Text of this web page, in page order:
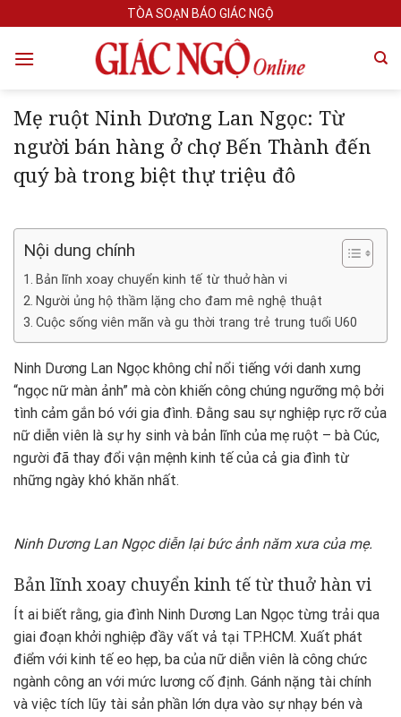
to
content
TÒA SOẠN BÁO GIÁC NGỘ
Mẹ ruột Ninh Dương Lan Ngọc: Từ
người bán hàng ở chợ Bến Thành đến
quý bà trong biệt thự triệu đô
Nội dung chính
Bản lĩnh xoay chuyển kinh tế từ thuở hàn vi
Người ủng hộ thầm lặng cho đam mê nghệ thuật
Cuộc sống viên mãn và gu thời trang trẻ trung tuổi U60
Ninh Dương Lan Ngọc không chỉ nổi tiếng với danh xưng
“ngọc nữ màn ảnh” mà còn khiến công chúng ngưỡng mộ bởi
tình cảm gắn bó với gia đình. Đằng sau sự nghiệp rực rỡ của
nữ diễn viên là sự hy sinh và bản lĩnh của mẹ ruột – bà Cúc,
người đã thay đổi vận mệnh kinh tế của cả gia đình từ
những ngày khó khăn nhất.
Ninh Dương Lan Ngọc diễn lại bức ảnh năm xưa của mẹ.
Bản lĩnh xoay chuyển kinh tế từ thuở hàn vi
Ít ai biết rằng, gia đình Ninh Dương Lan Ngọc từng trải qua
giai đoạn khởi nghiệp đầy vất vả tại TP.HCM. Xuất phát
điểm với kinh tế eo hẹp, ba của nữ diễn viên là công chức
ngành công an với mức lương cố định. Gánh nặng tài chính
và việc tích lũy tài sản phần lớn dựa vào sự nhạy bén và